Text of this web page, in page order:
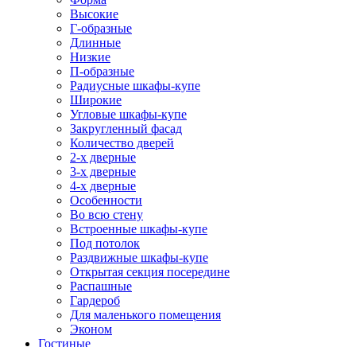
Высокие
Г-образные
Длинные
Низкие
П-образные
Радиусные шкафы-купе
Широкие
Угловые шкафы-купе
Закругленный фасад
Количество дверей
2-х дверные
3-х дверные
4-х дверные
Особенности
Во всю стену
Встроенные шкафы-купе
Под потолок
Раздвижные шкафы-купе
Открытая секция посередине
Распашные
Гардероб
Для маленького помещения
Эконом
Гостиные